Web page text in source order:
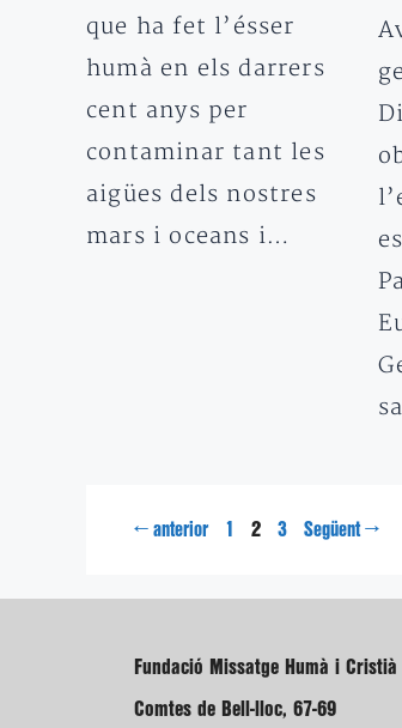
que ha fet l’ésser
humà en els darrers
cent anys per
contaminar tant les
aigües dels nostres
mars i oceans i…
← anterior Pàgina
1 Pàgina
2 Pàgina
3 Següent →
Fundació Missatge Humà i Cristià
Comtes de Bell-lloc, 67-69